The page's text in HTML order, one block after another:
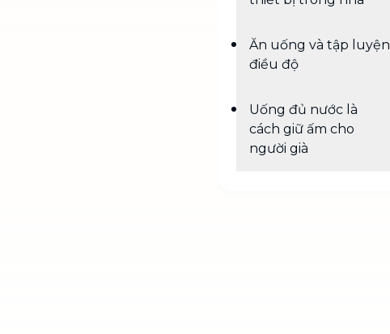
Ăn uống và tập luyện
điều độ
Uống đủ nước là
cách giữ ấm cho
người già